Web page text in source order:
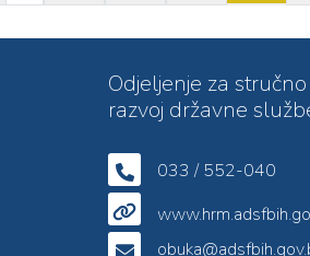
Odjeljenje za
razvoj državne
033 / 552-040